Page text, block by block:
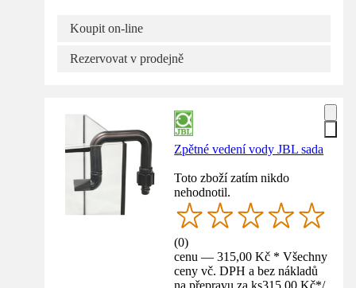
Koupit on-line
Rezervovat v prodejně
Zpětné vedení vody JBL sada
Toto zboží zatím nikdo
nehodnotil.
(0)
cenu — 315,00 Kč * Všechny
ceny vč. DPH a bez nákladů
na přepravu za ks315,00 Kč*/